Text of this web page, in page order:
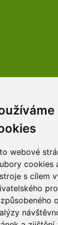
webové
cookies
s cílem